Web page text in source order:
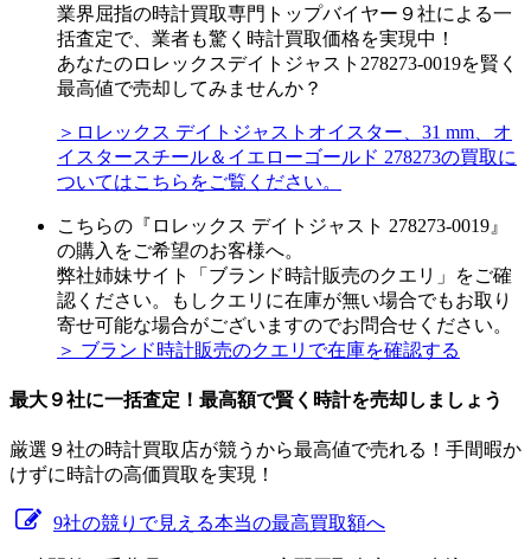
業界屈指の時計買取専門トップバイヤー９社による一
括査定で、業者も驚く時計買取価格を実現中！
あなたのロレックスデイトジャスト278273-0019を賢く
最高値で売却してみませんか？
＞ロレックス デイトジャストオイスター、31 mm、オ
イスタースチール＆イエローゴールド 278273の買取に
ついてはこちらをご覧ください。
こちらの『ロレックス デイトジャスト 278273-0019』
の購入をご希望のお客様へ。
弊社姉妹サイト「ブランド時計販売のクエリ」をご確
認ください。もしクエリに在庫が無い場合でもお取り
寄せ可能な場合がございますのでお問合せください。
＞ ブランド時計販売のクエリで在庫を確認する
最大９社に一括査定！ 最高額で賢く時計を売却しましょう
厳選９社の時計買取店が競うから最高値で売れる！手間暇か
けずに時計の高価買取を実現！
9社の競りで見える本当の最高買取額へ